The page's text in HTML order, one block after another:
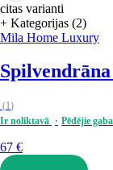
citas varianti
+ Kategorijas (2)
Mila Home Luxury
(1)
Ir noliktavā
Pēdējie
67 €